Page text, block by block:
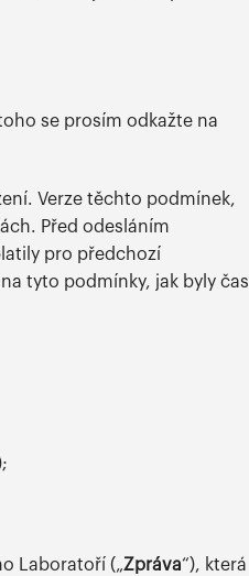
se prosím odkažte na
Verze těchto podmínek,
Před odesláním
pro předchozí
tyto podmínky, jak byly čas
Laboratoří („Zpráva“), která